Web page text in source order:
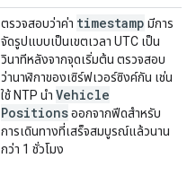
ตรวจสอบว่าค่า timestamp มีการ
จัดรูปแบบเป็นเขตเวลา UTC เป็น
วินาทีหลังจากจุดเริ่มต้น ตรวจสอบ
ว่านาฬิกาของเซิร์ฟเวอร์ซิงค์กัน เช่น
ใช้ NTP นำ Vehicle
Positionsออกจากฟีดสำหรับ
การเดินทางที่เสร็จสมบูรณ์แล้วนาน
กว่า 1 ชั่วโมง